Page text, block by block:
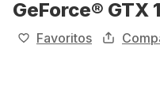
GeForce® GTX
Favoritos